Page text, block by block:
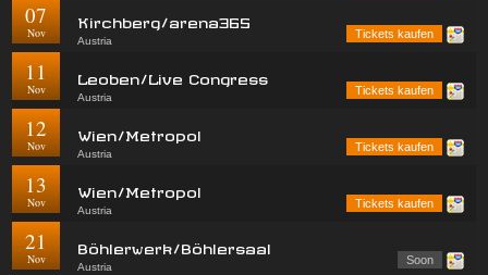
07
Nov
Kirchberg/arena365
Austria
Tickets kaufen
11
Nov
Leoben/Live Congress
Austria
Tickets kaufen
12
Nov
Wien/Metropol
Austria
Tickets kaufen
13
Nov
Wien/Metropol
Austria
Tickets kaufen
21
Nov
Böhlerwerk/Böhlersaal
Austria
Soon